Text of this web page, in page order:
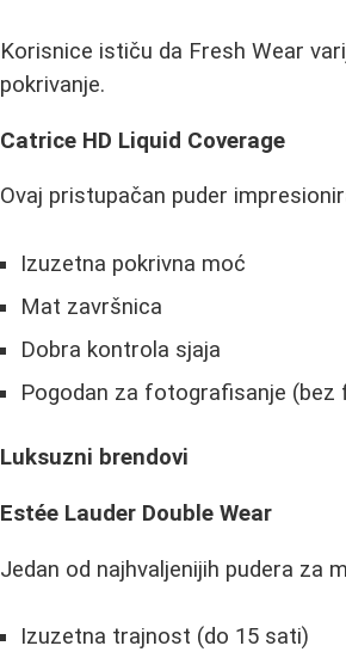
Korisnice ističu da Fresh Wear
pokrivanje.
Catrice HD Liquid Coverage
Ovaj pristupačan puder
Izuzetna pokrivna moć
Mat završnica
Dobra kontrola sjaja
Pogodan za fotografisanje (bez
Luksuzni brendovi
Estée Lauder Double Wear
Jedan od najhvaljenijih pudera za
Izuzetna trajnost (do 15 sati)